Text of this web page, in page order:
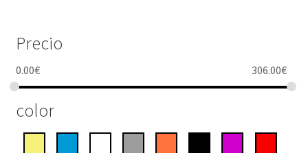
Precio
0.00€ 306.00€
color